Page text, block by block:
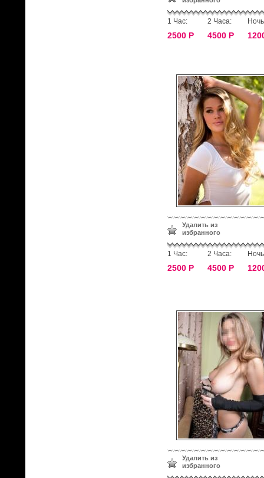
1 Час:
2500 Р
2 Часа:
4500 Р
Удалить из
избранного
1 Час:
2500 Р
2 Часа:
4500 Р
Удалить из
избранного